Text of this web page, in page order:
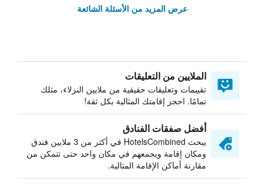
عرض المزيد من الأسئلة الشائعة
الملايين من التعليقات
تقييمات وتعليقات حقيقية من ملايين النزلاء، مثلك
تمامًا. احجز إقامتك المثالية بكل ثقة!
أفضل صفقات الفنادق
يبحث HotelsCombined في أكثر من 3 ملايين فندق
ومكان إقامة ويجمعهم في مكان واحد حتى تتمكن من
مقارنة أماكن الإقامة المثالية.